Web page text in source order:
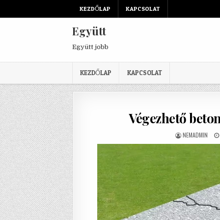
KEZDŐLAP KAPCSOLAT
Együtt
Együtt jobb
KEZDŐLAP KAPCSOLAT
Végezhető
AUTHOR:
NEMADMIN